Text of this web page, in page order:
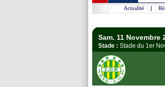
Actualité |
Sam. 11 Novembre
Stade : Stade du 1er